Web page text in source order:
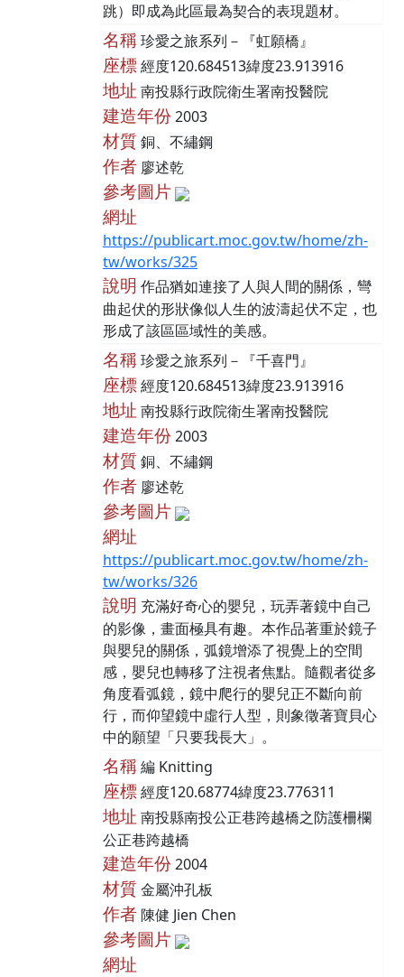
跳）即成為此區最為契合的表現題材。
名稱珍愛之旅系列－『虹願橋』
座標經度120.684513緯度23.913916
地址 南投縣行政院衛生署南投醫院
建造年份 2003
材質銅、不繡鋼
作者 廖述乾
參考圖片
網址
https://publicart.moc.gov.tw/home/zh-
tw/works/325
說明 作品猶如連接了人與人間的關係，彎
曲起伏的形狀像似人生的波濤起伏不定，也
形成了該區區域性的美感。
名稱珍愛之旅系列－『千喜門』
座標經度120.684513緯度23.913916
地址 南投縣行政院衛生署南投醫院
建造年份 2003
材質銅、不繡鋼
作者 廖述乾
參考圖片
網址
https://publicart.moc.gov.tw/home/zh-
tw/works/326
說明 充滿好奇心的嬰兒，玩弄著鏡中自己
的影像，畫面極具有趣。本作品著重於鏡子
與嬰兒的關係，弧鏡增添了視覺上的空間
感，嬰兒也轉移了注視者焦點。隨觀者從多
角度看弧鏡，鏡中爬行的嬰兒正不斷向前
行，而仰望鏡中虛行人型，則象徵著寶貝心
中的願望「只要我長大」。
名稱編 Knitting
座標經度120.68774緯度23.776311
地址 南投縣南投公正巷跨越橋之防護柵欄
公正巷跨越橋
建造年份 2004
材質金屬沖孔板
作者陳健 Jien Chen
參考圖片
網址